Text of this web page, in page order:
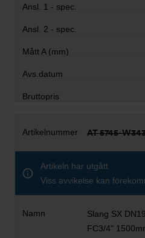
AT 5745-
Artikeln har utgått
Viss avvikelse kan
Slang SX
FC3/4"